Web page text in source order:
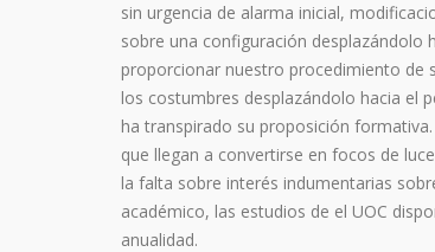
sin urgencia de alarma inicial,
sobre una configuración desplazándolo
proporcionar nuestro procedimiento de
los costumbres desplazándolo hacia el
ha transpirado su proposición
que llegan a convertirse en focos de
la falta sobre interés indumentarias
académico, las estudios de el UOC
anualidad.